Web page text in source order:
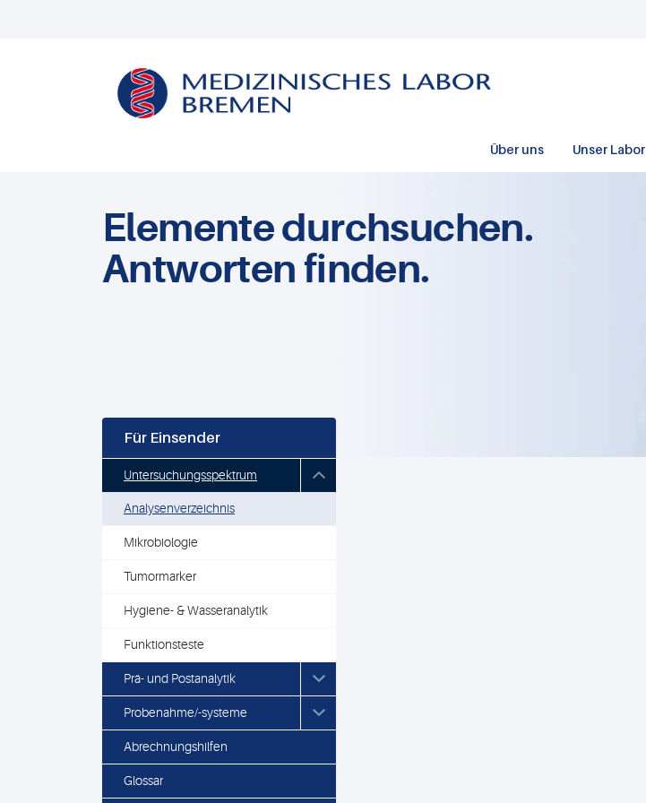
Über uns Unser Labor
Elemente durchsuchen.
Antworten finden.
Für Einsender
Untersuchungsspektrum
Analysenverzeichnis
Mikrobiologie
Tumormarker
Hygiene- & Wasseranalytik
Funktionsteste
Prä- und Postanalytik
Probenahme/-systeme
Abrechnungshilfen
Glossar